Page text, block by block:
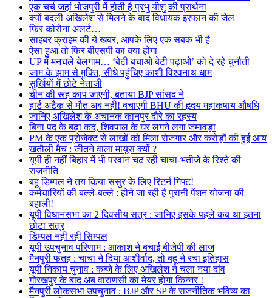
एक चर्च जहां भोजपुरी में होती है प्रभु यीशु की प्रार्थना
क्यों बदली अखिलेश से मिलने के बाद विधायक इरफान की जेल
फिर कोरोना अलर्ट…
साइबर क्राइम की ये खबर, आपके लिए एक सबक भी है
ऐसा हुआ तो फिर बीएसपी का क्या होगा
UP में मनचले बेलगाम… ‘बेटी बचाओ बेटी पढ़ाओ’ को दे रहे चुनौती
जाम के झाम से मुक्ति, सीधे पहुंचिए काशी विश्वनाथ धाम
सुर्खियों में छोटे नेताजी
चीन की रूह कांप जाएगी, बताया BJP सांसद ने
हार्ट अटैक से मौत अब नहीं! बचाएगी BHU की हृदय महाकषाय औषधि
जानिए अखिलेश के अचानक कानपुर दौरे का रहस्य
बिना पद के बढ़ा कद, शिवपाल के घर लगने लगा जमावड़ा
PM के एक प्रोजेक्ट से लाखों को मिला रोजगार और करोड़ों की हुई आय
खतौली मैच : जीतने वाला मायूस क्यों ?
यूपी ही नहीं बिहार में भी परवान चढ़ रही चाचा-भतीजे के रिश्ते की
राजनीति
बहू डिम्पल ने तय किया ससुर के लिए रिटर्न गिफ्ट!
कर्मचारियों की बल्ले-बल्ले : होने जा रही है पुरानी पेंशन योजना की
बहाली!
यूपी विधानसभा का 2 दिवसीय सत्र : जानिए इसके पहले कब था इतना
छोटा सत्र
डिम्पल नहीं रहीं सिम्पल
यूपी उपचुनाव परिणाम : आकाश ने बचाई बीजेपी की लाज
मैनपुरी फतह : चाचा ने दिया आशीर्वाद, तो बहू ने रचा इतिहास
यूपी निकाय चुनाव : कब्जे के लिए अखिलेश ने चला नया दांव
गोरखपुर के बाद अब वाराणसी का मेयर होगा किन्नर !
मैनपुरी लोकसभा उपचुनाव : BJP और SP के राजनीतिक भविष्य का